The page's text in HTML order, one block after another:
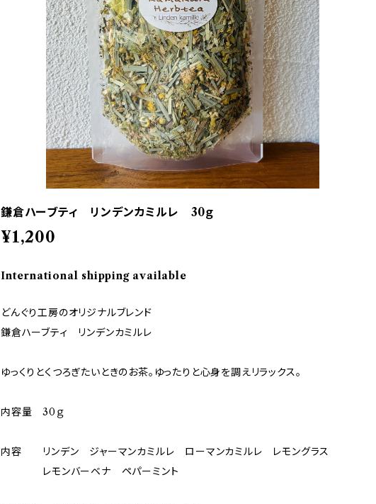
鎌倉ハーブティ リンデンカミルレ 30ｇ
¥1,200
International shipping available
どんぐり工房のオリジナルブレンド
鎌倉ハーブティ リンデンカミルレ
ゆっくりとくつろぎたいときのお茶。ゆったりと心身を調えリラックス。
内容量 30ｇ
内容 リンデン ジャーマンカミルレ ローマンカミルレ レモングラス
レモンバーベナ ペパーミント